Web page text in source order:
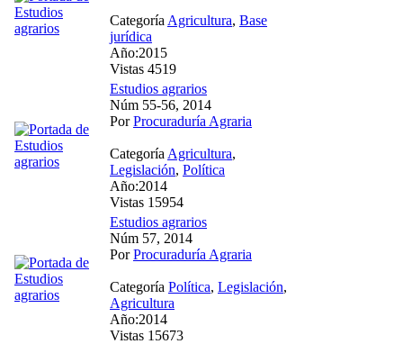
Categoría Agricultura, Base
jurídica
Año:2015
Vistas 4519
Estudios agrarios
Núm 55-56, 2014
PorProcuraduría Agraria
Categoría Agricultura,
Legislación, Política
Año:2014
Vistas 15954
Estudios agrarios
Núm 57, 2014
PorProcuraduría Agraria
Categoría Política, Legislación,
Agricultura
Año:2014
Vistas 15673